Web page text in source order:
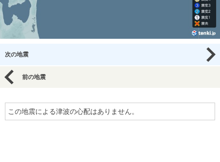
次の地震
前の地震
この地震による津波の心配はありません。